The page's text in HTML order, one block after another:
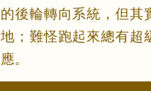
的後輪轉向系統，但其
地；難怪跑起來總有超
應。